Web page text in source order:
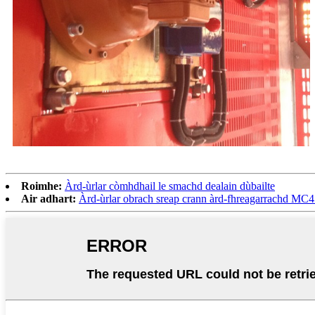
Roimhe: Àrd-ùrlar còmhdhail le smachd dealain dùbailte
Air adhart: Àrd-ùrlar obrach sreap crann àrd-fhreagarrachd